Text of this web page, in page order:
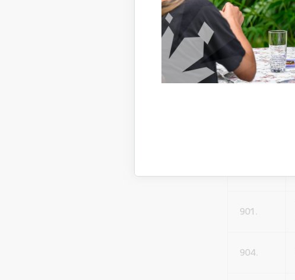
892.
893.
901.
904.